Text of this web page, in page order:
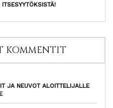
KOMMENTIT
JA NEUVOT ALOITTELIJALLE